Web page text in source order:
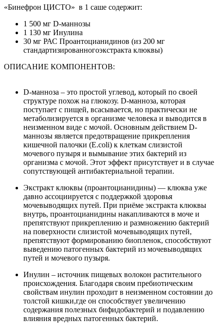
«Бинефрон ЦИСТО» в 1 саше содержит:
1 500 мг D-маннозы
1 130 мг Инулина
30 мг РАС Проантоцианидинов (из 200 мг
стандартизированногоэкстракта клюквы)
ОПИСАНИЕ КОМПОНЕНТОВ:
D-манноза – это простой углевод, который по своей
структуре похож на глюкозу. D-манноза, которая
поступает с пищей, всасывается, но практически не
метаболизируется в организме человека и выводится в
неизменном виде с мочой. Основным действием D-
маннозы является предотвращение прикрепления
кишечной палочки (E.coli) к клеткам слизистой
мочевого пузыря и вымывание этих бактерий из
организма с мочой. Этот эффект присутствует и в случае
сопутствующей антибактериальной терапии.
Экстракт клюквы (проантоцианидины) — клюква уже
давно ассоциируется с поддержкой здоровья
мочевыводящих путей. При приёме экстракта клюквы
внутрь, проантоцианидины накапливаются в моче и
препятствуют прикреплению и размножению бактерий
на поверхности слизистой мочевыводящих путей,
препятствуют формированию биопленок, способствуют
выведению патогенных бактерий из мочевыводящих
путей и мочевого пузыря.
Инулин – источник пищевых волокон растительного
происхождения. Благодаря своим пребиотическим
свойствам инулин проходит в неизменном состоянии до
толстой кишки,где он способствует увеличению
содержания полезных бифидобактерий и подавлению
влияния вредных патогенных бактерий.